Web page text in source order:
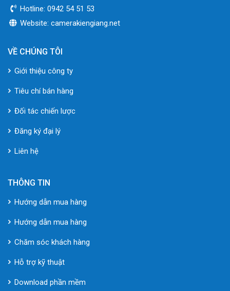
Hotline: 0942 54 51 53
Website: camerakiengiang.net
VỀ CHÚNG TÔI
Giới thiệu công ty
Tiêu chí bán hàng
Đối tác chiến lược
Đăng ký đại lý
Liên hệ
THÔNG TIN
Hướng dẫn mua hàng
Hướng dẫn mua hàng
Chăm sóc khách hàng
Hỗ trợ kỹ thuật
Download phần mềm